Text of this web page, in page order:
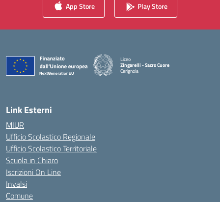
App Store Play Store
Liceo
Zingarelli - Sacro Cuore
Cerignola
— Visita la pagina iniziale della scuola
Link Esterni
MIUR
Ufficio Scolastico Regionale
Ufficio Scolastico Territoriale
Scuola in Chiaro
Iscrizioni On Line
Invalsi
Comune